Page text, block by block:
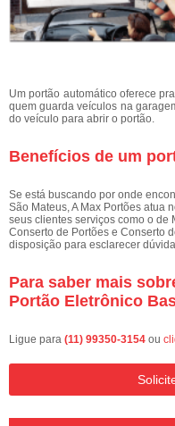
Um portão automático oferece
quem guarda veículos na
do veículo para abrir o portão.
Benefícios de um
Se está buscando por onde
São Mateus, A Max Portões atua
seus clientes serviços como o de
Conserto de Portões e Conserto
disposição para esclarecer
Para saber mais
Portão Eletrônico
Ligue para (11) 99350-3154 ou